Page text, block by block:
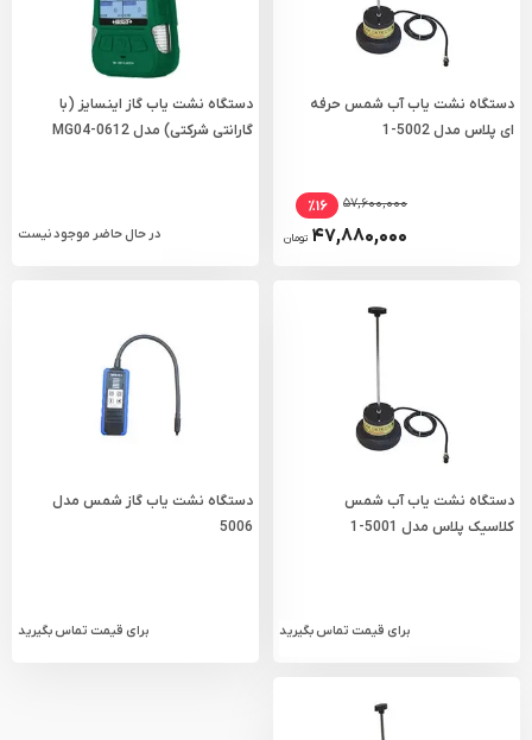
دستگاه نشت یاب آب شمس حرفه
ای پلاس مدل 5002-1
۵۷,۶۰۰,۰۰۰ ٪۱۶
۴۷,۸۸۰,۰۰۰ تومان
دستگاه نشت یاب گاز اینسایز (با
گارانتی شرکتی) مدل 0612-MG04
در حال حاضر موجود نیست
دستگاه نشت یاب آب شمس
کلاسیک پلاس مدل 5001-1
برای قیمت تماس بگیرید
دستگاه نشت یاب گاز شمس مدل
5006
برای قیمت تماس بگیرید